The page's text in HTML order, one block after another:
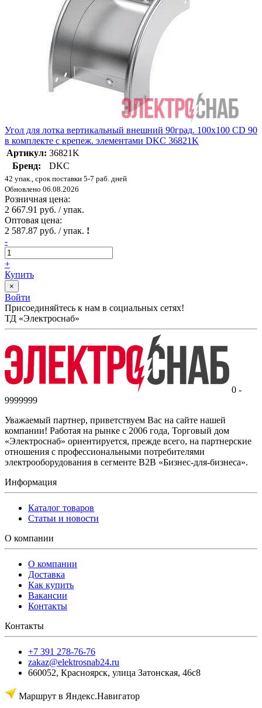
Угол для лотка вертикальный внешний 90град. 100х100 CD 90
в комплекте с крепеж. элементами DKC 36821K
Артикул: 36821K
Бренд:
DKC
42 упак., срок поставки 5-7 раб. дней
Обновлено 06.08.2026
Розничная цена:
2 667.91 руб. / упак.
Оптовая цена:
2 587.87 руб. / упак. !
-
+
Купить
×
Войти
Присоединяйтесь к нам в социальных сетях!
ТД «Электроснаб»
0 -
9999999
Уважаемый партнер, приветствуем Вас на сайте нашей
компании! Работая на рынке с 2006 года, Торговый дом
«Электроснаб» ориентируется, прежде всего, на партнерские
отношения с профессиональными потребителями
электрооборудования в сегменте B2B «Бизнес-для-бизнеса».
Информация
Каталог товаров
Статьи и новости
О компании
О компании
Доставка
Как купить
Вакансии
Контакты
Контакты
+7 391 278-76-76
zakaz@elektrosnab24.ru
660052, Красноярск, улица Затонская, 46с8
Маршрут в Яндекс.Навигатор